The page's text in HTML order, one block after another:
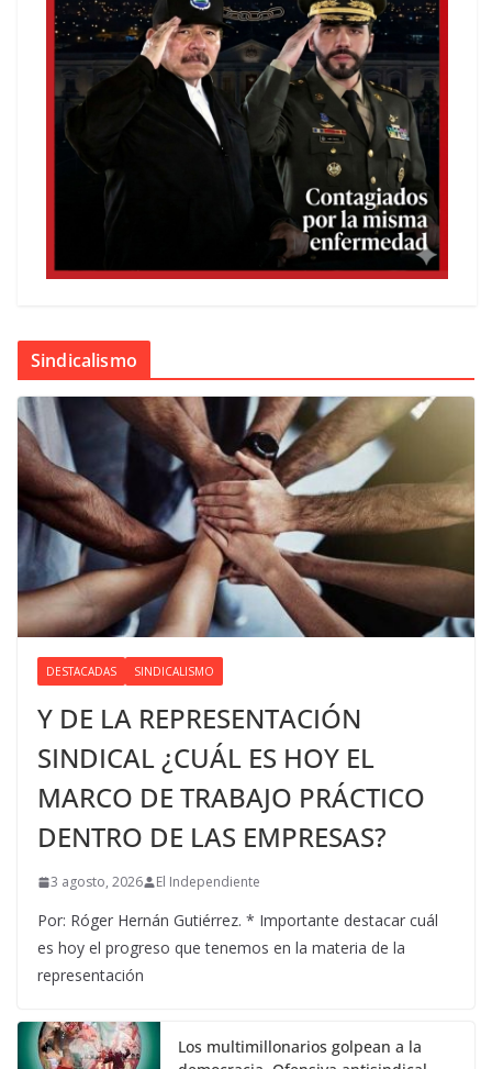
Sindicalismo
DESTACADAS SINDICALISMO
Y DE LA REPRESENTACIÓN
SINDICAL ¿CUÁL ES HOY EL
MARCO DE TRABAJO PRÁCTICO
DENTRO DE LAS EMPRESAS?
3 agosto, 2026 El Independiente
Por: Róger Hernán Gutiérrez. * Importante destacar cuál
es hoy el progreso que tenemos en la materia de la
representación
Los multimillonarios golpean a la